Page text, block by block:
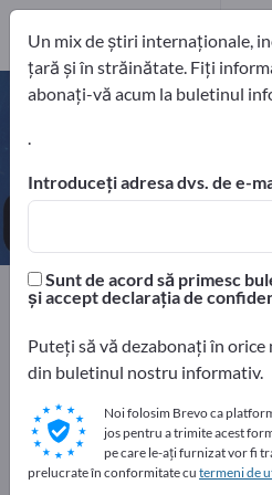
Bancomate –
furnizori
exportatori
Home
Echipamente de firmă
Faceți publicitate
Exportpages!
Nevoile – Ofertele – Bunuri
comerciale >> începeți aici
Un mix de știri internaționale,
țară și în străinătate. Fiți
abonați-vă acum la buletinul
.
Introduceți adresa dvs. de e-
Sunt de acord să primesc
și accept declarația de
Puteți să vă dezabonați în
din buletinul nostru informativ.
Noi folosim Brevo ca
jos pentru a trimite acest
pe care le-ați furnizat vor fi
prelucrate în conformitate cu termeni de